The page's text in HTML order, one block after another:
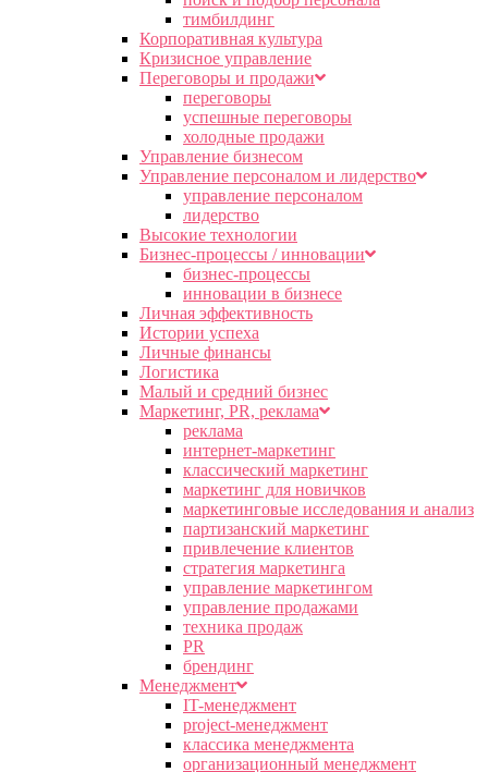
тимбилдинг
Корпоративная культура
Кризисное управление
Переговоры и продажи
переговоры
успешные переговоры
холодные продажи
Управление бизнесом
Управление персоналом и лидерство
управление персоналом
лидерство
Высокие технологии
Бизнес-процессы / инновации
бизнес-процессы
инновации в бизнесе
Личная эффективность
Истории успеха
Личные финансы
Логистика
Малый и средний бизнес
Маркетинг, PR, реклама
реклама
интернет-маркетинг
классический маркетинг
маркетинг для новичков
маркетинговые исследования и анализ
партизанский маркетинг
привлечение клиентов
стратегия маркетинга
управление маркетингом
управление продажами
техника продаж
PR
брендинг
Менеджмент
IT-менеджмент
project-менеджмент
классика менеджмента
организационный менеджмент